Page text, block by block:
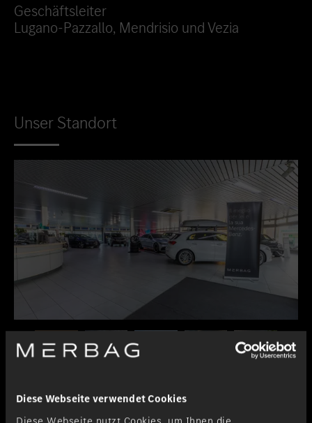
Diese Webseite verwendet Cookies
Geschäftsleiter
Lugano-Pazzallo, Mendrisio und Vezia
Unser Standort